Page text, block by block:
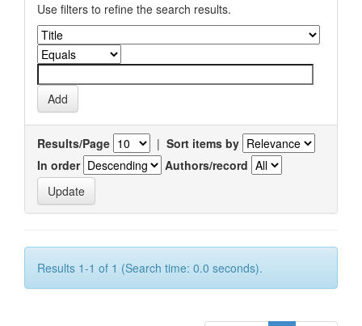
Use filters to refine the search results.
Results/Page | Sort items by
In order
Authors/record
Results 1-1 of 1 (Search time: 0.0 seconds).